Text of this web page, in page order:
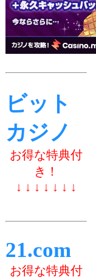
ビット
カジノ
お得な特典付
き！
↓ ↓ ↓ ↓ ↓ ↓ ↓
21.com
お得な特典付